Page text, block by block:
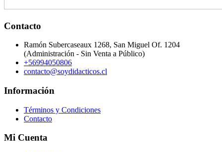
Contacto
Ramón Subercaseaux 1268, San Miguel Of. 1204
(Administración - Sin Venta a Público)
+56994050806
contacto@soydidacticos.cl
Información
Términos y Condiciones
Contacto
Mi Cuenta